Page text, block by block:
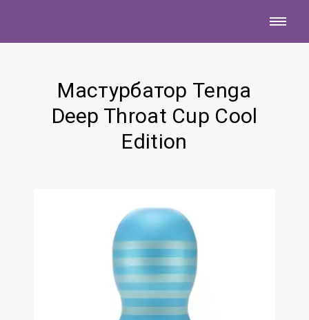
Мастурбатор Tenga
Deep Throat Cup Cool
Edition